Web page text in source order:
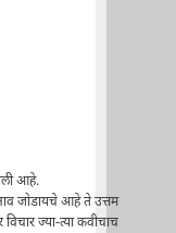
आहे.
जोडायचे आहे ते उत्तम
ज्या-त्या कवीचाच